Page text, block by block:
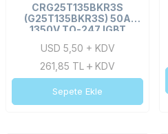
CRG25T135BKR3S
(G25T135BKR3S) 50A
1350V TO-247 IGBT
USD 5,50 + KDV
261,85 TL KDV
Sepete Ekle